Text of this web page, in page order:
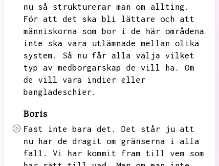
nu så strukturerar man om allting.
För att det ska bli lättare och att
människorna som bor i de här områdena
inte ska vara utlämnade mellan olika
system.
Så nu får alla välja vilket
typ av medborgarskap de vill ha.
Om
de vill vara indier eller
bangladeschier.
Boris
Fast inte bara det.
Det står ju att
nu har de dragit om gränserna i alla
fall.
Vi har kommit fram till vem som